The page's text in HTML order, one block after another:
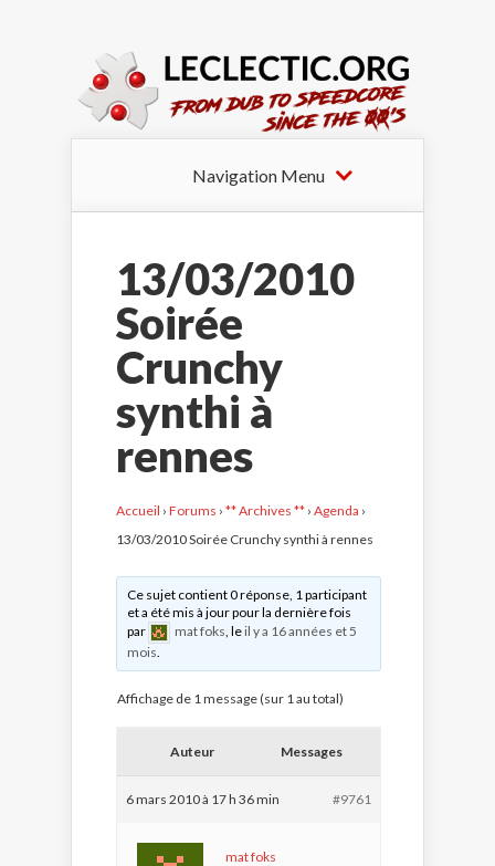
Navigation Menu
13/03/2010
Soirée
Crunchy
synthi à
rennes
Accueil › Forums › ** Archives ** › Agenda ›
13/03/2010 Soirée Crunchy synthi à rennes
Ce sujet contient 0 réponse, 1 participant
et a été mis à jour pour la dernière fois
par
mat foks , leil y a 16 années et 5
mois
Affichage de 1 message (sur 1 au total)
Auteur Messages
6 mars 2010 à 17 h 36 min #9761
mat foks